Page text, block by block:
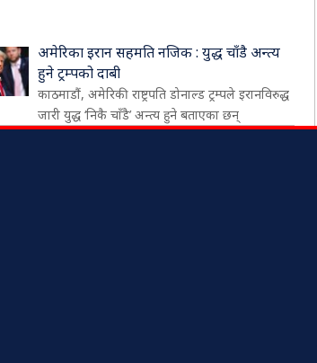
अमेरिका इरान सहमति नजिक : युद्ध चाँडै अन्त्य
हुने ट्रम्पको दाबी
काठमाडौं, अमेरिकी राष्ट्रपति डोनाल्ड ट्रम्पले इरानविरुद्ध
जारी युद्ध ‘निकै चाँडै’ अन्त्य हुने बताएका छन्